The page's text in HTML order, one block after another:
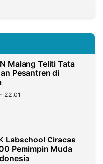
Malang Teliti Tata
Pesantren di
22:01
Labschool Ciracas
Pemimpin Muda